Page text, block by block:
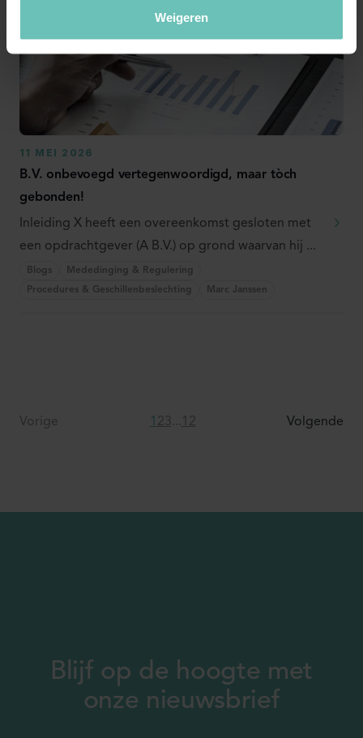
Weigeren
11 MEI 2026
B.V. onbevoegd vertegenwoordigd, maar tòch
gebonden!
Inleiding X heeft een overeenkomst gesloten met
een opdrachtgever (A B.V.) op grond waarvan hij ...
Blogs
Mededinging & Regulering
Procedures & Geschillenbeslechting
Marc Janssen
Vorige 1 2 3 12 Volgende
Blijf op de hoogte met
onze nieuwsbrief